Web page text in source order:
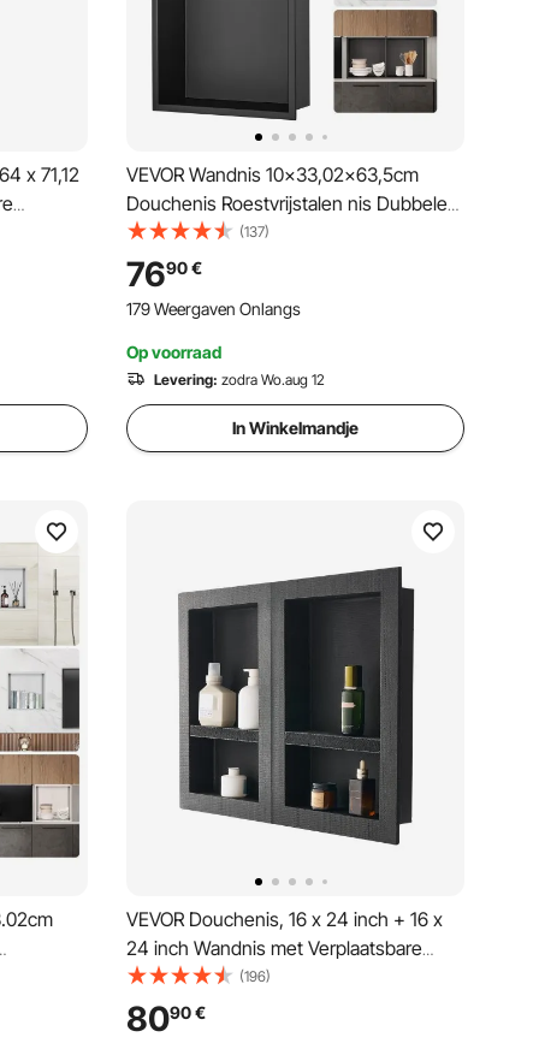
x 71,12
VEVOR Wandnis 10x33,02x63,5cm
Douchenis Roestvrijstalen nis Dubbele
laag 100% waterdicht Nisinstallatie 0-
40°C Bedrijfstemperatuur 92°
Binnenhoekontwerp Ideaal voor
Badkamer Slaapkamer Studeerkamer
(137)
7690€
179 Weergaven Onlangs
Op voorraad
Levering: zodra Wo.aug 12
In Winkelmandje
VEVOR Douchenis, 16 x 24 inch + 16 x
24 inch Wandnis met Verplaatsbare
Plank, 4 inch Dikke Moderne Zeep &
Shampoo Opberger, Zwart voor
Badkamer Douche
(196)
8090€